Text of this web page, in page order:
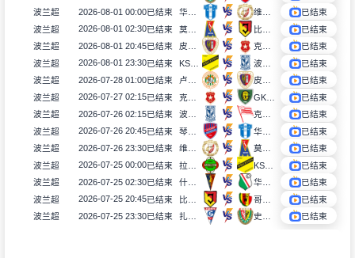
波兰超
2026-08-01 00:00已结束
已结束
波兰超
2026-08-01 02:30已结束
已结束
波兰超
2026-08-01 20:45已结束
已结束
波兰超
2026-08-01 23:30已结束
已结束
波兰超
2026-07-28 01:00已结束
已结束
波兰超
2026-07-27 02:15已结束
已结束
波兰超
2026-07-26 02:15已结束
已结束
波兰超
2026-07-26 20:45已结束
已结束
波兰超
2026-07-26 23:30已结束
已结束
波兰超
2026-07-25 00:00已结束
已结束
波兰超
2026-07-25 02:30已结束
已结束
波兰超
2026-07-25 20:45已结束
已结束
波兰超
2026-07-25 23:30已结束 已结束